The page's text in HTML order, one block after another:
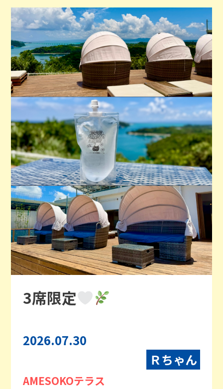
3席限定
2026.07.30
Ｒちゃん
AMESOKOテラス